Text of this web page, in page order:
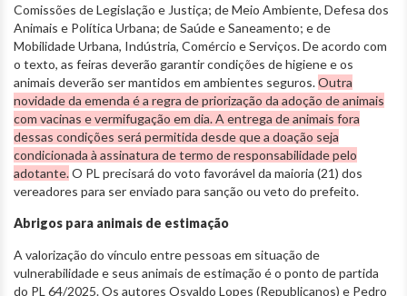
Comissões de Legislação e Justiça; de Meio Ambiente, Defesa dos
Animais e Política Urbana; de Saúde e Saneamento; e de
Mobilidade Urbana, Indústria, Comércio e Serviços. De acordo com
o texto, as feiras deverão garantir condições de higiene e os
animais deverão ser mantidos em ambientes seguros.Outra
novidade da emenda é a regra de priorização da adoção de animais
com vacinas e vermifugação em dia. A entrega de animais fora
dessas condições será permitida desde que a doação seja
condicionada à assinatura de termo de responsabilidade pelo
adotante.O PL precisará do voto favorável da maioria (21) dos
vereadores para ser enviado para sanção ou veto do prefeito.
Abrigos para animais de estimação
A valorização do vínculo entre pessoas em situação de
vulnerabilidade e seus animais de estimação é o ponto de partida
do PL 64/2025. Os autores Osvaldo Lopes (Republicanos) e Pedro